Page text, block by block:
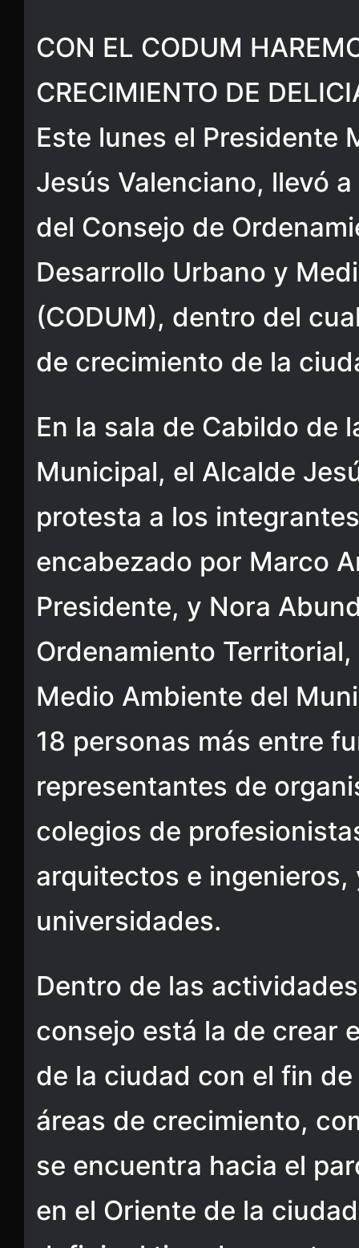
CON EL CODUM
CRECIMIENTO DE
Este lunes el Presidente
Jesús Valenciano, llevó
del Consejo de
Desarrollo Urbano y
(CODUM), dentro del
de crecimiento de la
En la sala de Cabildo de
Municipal, el Alcalde
protesta a los
encabezado por Marco
Presidente, y Nora
Ordenamiento
Medio Ambiente del
18 personas más entre
representantes de
colegios de
arquitectos e ingenieros,
universidades.
Dentro de las
consejo está la de crear
de la ciudad con el fin
áreas de crecimiento,
se encuentra hacia el
en el Oriente de la